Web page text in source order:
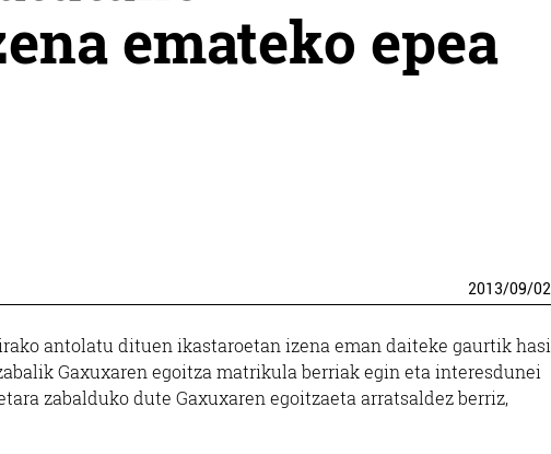
emateko epea
2013/09/02
antolatu dituen ikastaroetan izena eman daiteke gaurtik hasi
Gaxuxaren egoitza matrikula berriak egin eta interesdunei
zabalduko dute Gaxuxaren egoitzaeta arratsaldez berriz,